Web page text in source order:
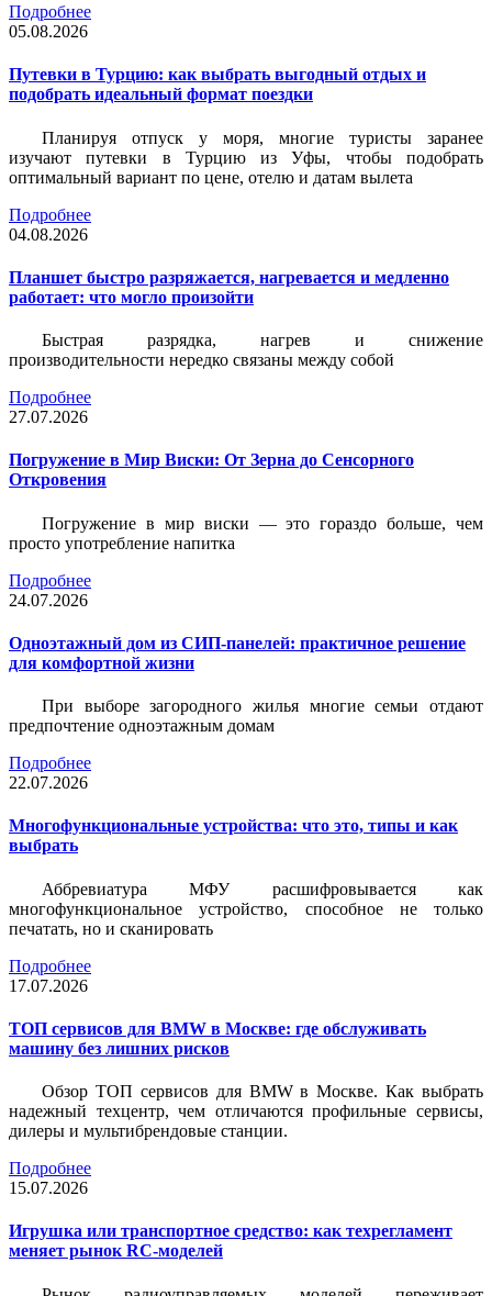
Подробнее
05.08.2026
Путевки в Турцию: как выбрать выгодный отдых и
подобрать идеальный формат поездки
Планируя отпуск у моря, многие туристы заранее
изучают путевки в Турцию из Уфы, чтобы подобрать
оптимальный вариант по цене, отелю и датам вылета
Подробнее
04.08.2026
Планшет быстро разряжается, нагревается и медленно
работает: что могло произойти
Быстрая разрядка, нагрев и снижение
производительности нередко связаны между собой
Подробнее
27.07.2026
Погружение в Мир Виски: От Зерна до Сенсорного
Откровения
Погружение в мир виски — это гораздо больше, чем
просто употребление напитка
Подробнее
24.07.2026
Одноэтажный дом из СИП-панелей: практичное решение
для комфортной жизни
При выборе загородного жилья многие семьи отдают
предпочтение одноэтажным домам
Подробнее
22.07.2026
Многофункциональные устройства: что это, типы и как
выбрать
Аббревиатура МФУ расшифровывается как
многофункциональное устройство, способное не только
печатать, но и сканировать
Подробнее
17.07.2026
ТОП сервисов для BMW в Москве: где обслуживать
машину без лишних рисков
Обзор ТОП сервисов для BMW в Москве. Как выбрать
надежный техцентр, чем отличаются профильные сервисы,
дилеры и мультибрендовые станции.
Подробнее
15.07.2026
Игрушка или транспортное средство: как техрегламент
меняет рынок RC-моделей